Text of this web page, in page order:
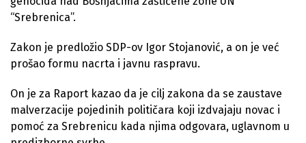
“Srebrenica”.
Zakon je predložio SDP-ov Igor Stojanović, a on je već
prošao formu nacrta i javnu raspravu.
On je za Raport kazao da je cilj zakona da se zaustave
malverzacije pojedinih političara koji izdvajaju novac i
pomoć za Srebrenicu kada njima odgovara, uglavnom u